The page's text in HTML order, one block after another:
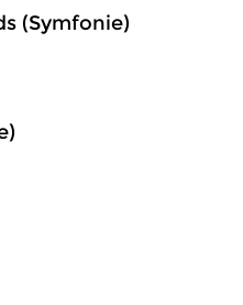
(Symfonie)